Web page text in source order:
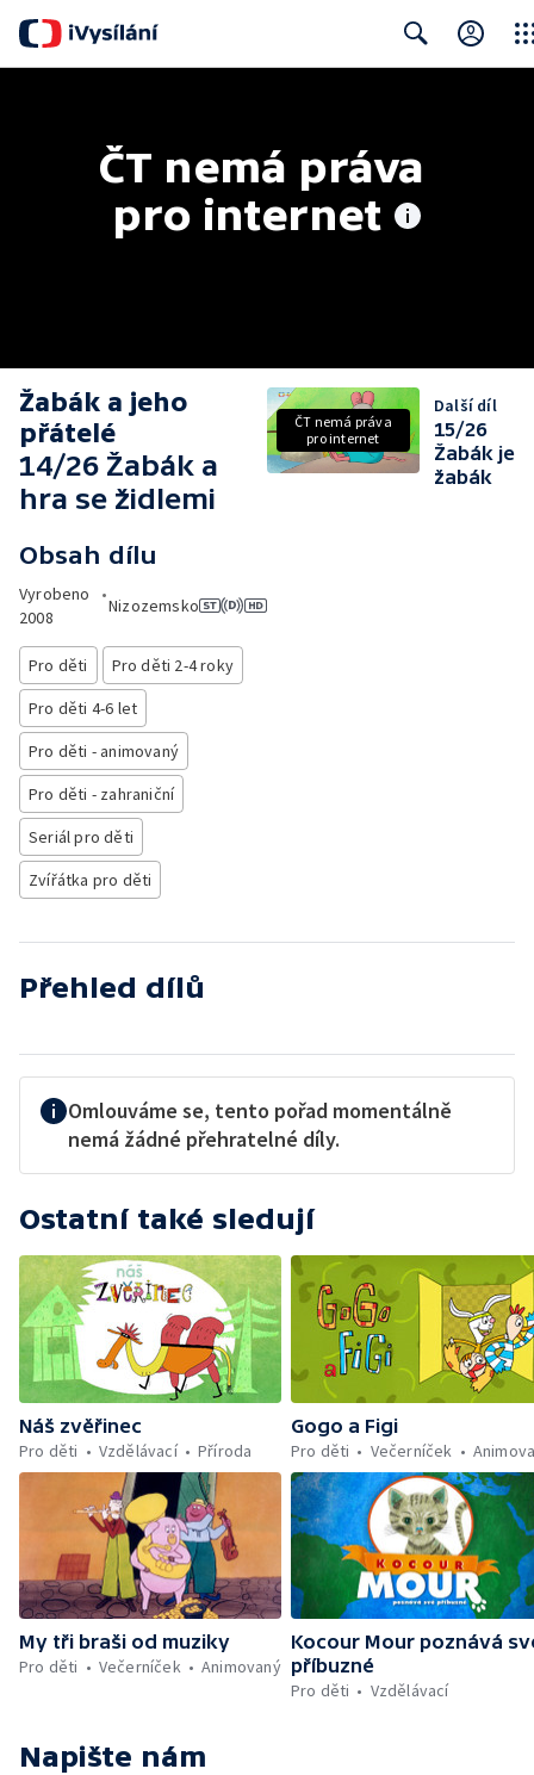
ČT nemá práva
pro internet
Žabák a jeho
přátelé
14/26 Žabák a
hra se židlemi
Obsah dílu
Vyrobeno
2008
•
Nizozemsko
Pro děti
Pro děti 2-4 roky
Pro děti 4-6 let
Pro děti - animovaný
Pro děti - zahraniční
Seriál pro děti
Zvířátka pro děti
ČT nemá práva
pro internet
Další díl
15/26
Žabák je
žabák
Přehled dílů
Omlouváme se, tento pořad momentálně
nemá žádné přehratelné díly.
Ostatní také sledují
Náš zvěřinec
Pro děti
Vzdělávací Příroda
Gogo a Figi
Pro děti
Večerníček
My tři braši od muziky
Pro děti
Večerníček Animovaný
Kocour Mour poznává
příbuzné
Pro děti
Vzdělávací
Napište nám